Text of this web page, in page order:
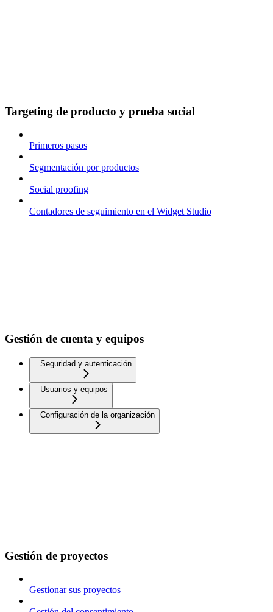
Targeting de producto y prueba social
Primeros pasos
Segmentación por productos
Social proofing
Contadores de seguimiento en el Widget Studio
Gestión de cuenta y equipos
Seguridad y autenticación
Usuarios y equipos
Configuración de la organización
Gestión de proyectos
Gestionar sus proyectos